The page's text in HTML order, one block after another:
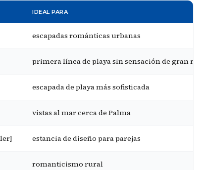
IDEAL PARA
escapadas románticas urbanas
primera línea de playa sin sensación de gran resort
escapada de playa más sofisticada
vistas al mar cerca de Palma
estancia de diseño para parejas
romanticismo rural